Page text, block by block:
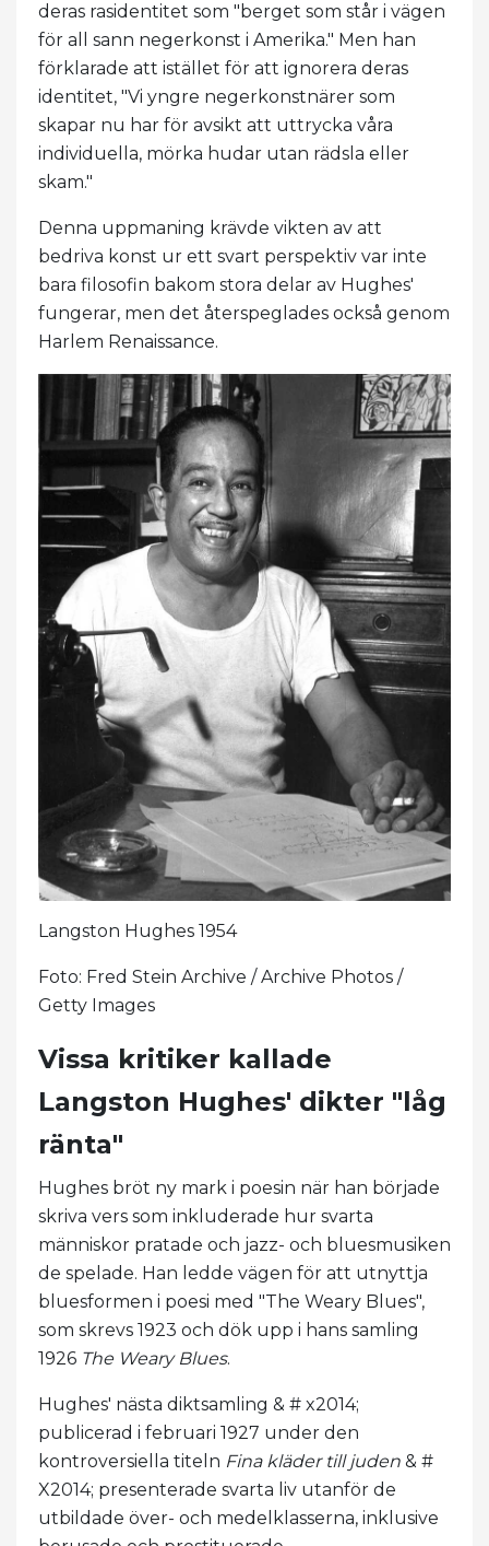
deras rasidentitet som "berget som står i vägen
för all sann negerkonst i Amerika." Men han
förklarade att istället för att ignorera deras
identitet, "Vi yngre negerkonstnärer som
skapar nu har för avsikt att uttrycka våra
individuella, mörka hudar utan rädsla eller
skam."
Denna uppmaning krävde vikten av att
bedriva konst ur ett svart perspektiv var inte
bara filosofin bakom stora delar av Hughes'
fungerar, men det återspeglades också genom
Harlem Renaissance.
Langston Hughes 1954
Foto: Fred Stein Archive / Archive Photos /
Getty Images
Vissa kritiker kallade
Langston Hughes' dikter "låg
ränta"
Hughes bröt ny mark i poesin när han började
skriva vers som inkluderade hur svarta
människor pratade och jazz- och bluesmusiken
de spelade. Han ledde vägen för att utnyttja
bluesformen i poesi med "The Weary Blues",
som skrevs 1923 och dök upp i hans samling
1926 The Weary Blues.
Hughes' nästa diktsamling & # x2014;
publicerad i februari 1927 under den
kontroversiella titeln Fina kläder till juden & #
X2014; presenterade svarta liv utanför de
utbildade över- och medelklasserna, inklusive